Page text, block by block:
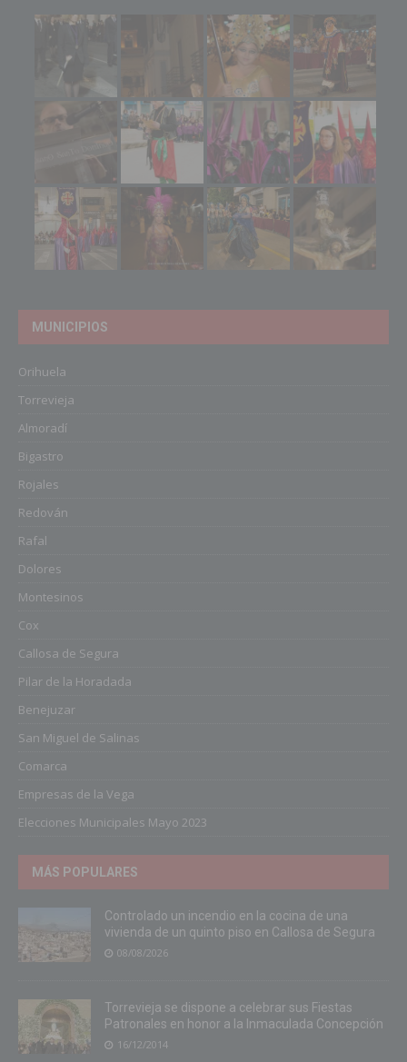
MUNICIPIOS
Orihuela
Torrevieja
Almoradí
Bigastro
Rojales
Redován
Rafal
Dolores
Montesinos
Cox
Callosa de Segura
Pilar de la Horadada
Benejuzar
San Miguel de Salinas
Comarca
Empresas de la Vega
Elecciones Municipales Mayo 2023
MÁS POPULARES
Controlado un incendio en la cocina de una
vivienda de un quinto piso en Callosa de Segura
08/08/2026
Torrevieja se dispone a celebrar sus Fiestas
Patronales en honor a la Inmaculada Concepción
16/12/2014